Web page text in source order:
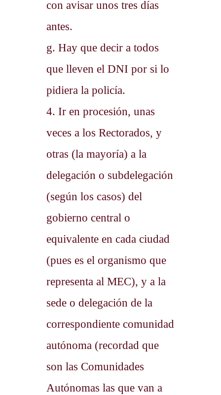
con avisar unos tres días
antes.
g. Hay que decir a todos
que lleven el DNI por si lo
pidiera la policía.
4. Ir en procesión, unas
veces a los Rectorados, y
otras (la mayoría) a la
delegación o subdelegación
(según los casos) del
gobierno central o
equivalente en cada ciudad
(pues es el organismo que
representa al MEC), y a la
sede o delegación de la
correspondiente comunidad
autónoma (recordad que
son las Comunidades
Autónomas las que van a